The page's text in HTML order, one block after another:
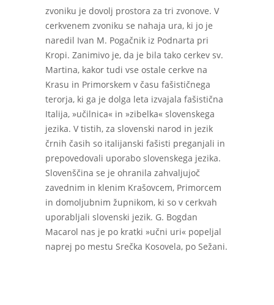
zvoniku je dovolj prostora za tri zvonove. V
cerkvenem zvoniku se nahaja ura, ki jo je
naredil Ivan M. Pogačnik iz Podnarta pri
Kropi. Zanimivo je, da je bila tako cerkev sv.
Martina, kakor tudi vse ostale cerkve na
Krasu in Primorskem v času fašističnega
terorja, ki ga je dolga leta izvajala fašistična
Italija, »učilnica« in »zibelka« slovenskega
jezika. V tistih, za slovenski narod in jezik
črnih časih so italijanski fašisti preganjali in
prepovedovali uporabo slovenskega jezika.
Slovenščina se je ohranila zahvaljujoč
zavednim in klenim Krašovcem, Primorcem
in domoljubnim župnikom, ki so v cerkvah
uporabljali slovenski jezik. G. Bogdan
Macarol nas je po kratki »učni uri« popeljal
naprej po mestu Srečka Kosovela, po Sežani.